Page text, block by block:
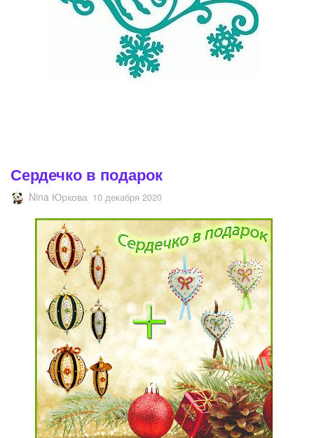
Сердечко в подарок
Nina Юркова 10 декабря 2020